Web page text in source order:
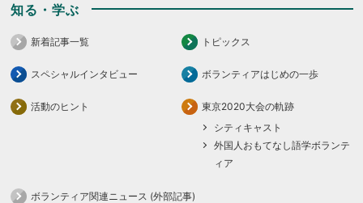
知る・学ぶ
新着記事一覧 トピックス
スペシャルインタビュー ボランティアはじめの一歩
活動のヒント
東京2020大会の軌跡
シティキャスト
外国人おもてなし語学ボランテ
ィア
ボランティア関連ニュース (外部記事)